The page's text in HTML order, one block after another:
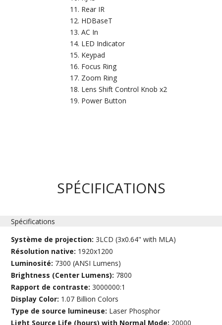
Rear IR
HDBaseT
AC In
LED Indicator
Keypad
Focus Ring
Zoom Ring
Lens Shift Control Knob x2
Power Button
SPÉCIFICATIONS
Spécifications
Système de projection:3LCD (3x0.64" with MLA)
Résolution native: 1920x1200
Luminosité: 7300 (ANSI Lumens)
Brightness (Center Lumens): 7800
Rapport de contraste:3000000:1
Display Color: 1.07 Billion Colors
Type de source lumineuse: Laser Phosphor
Light Source Life (hours) with Normal Mode: 20000